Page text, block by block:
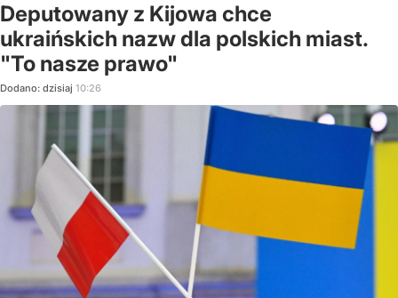
Deputowany z Kijowa chce
ukraińskich nazw dla polskich miast.
"To nasze prawo"
Dodano: dzisiaj 10:26